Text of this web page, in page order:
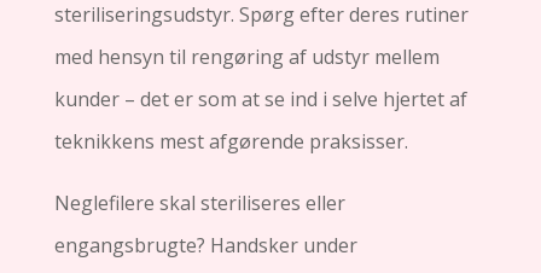
steriliseringsudstyr. Spørg efter deres rutiner
med hensyn til rengøring af udstyr mellem
kunder – det er som at se ind i selve hjertet af
teknikkens mest afgørende praksisser.
Neglefilere skal steriliseres eller
engangsbrugte? Handsker under